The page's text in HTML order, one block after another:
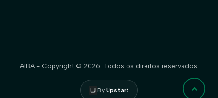
AIBA - Copyright © 2026. Todos os direitos reservados.
ByUpstart